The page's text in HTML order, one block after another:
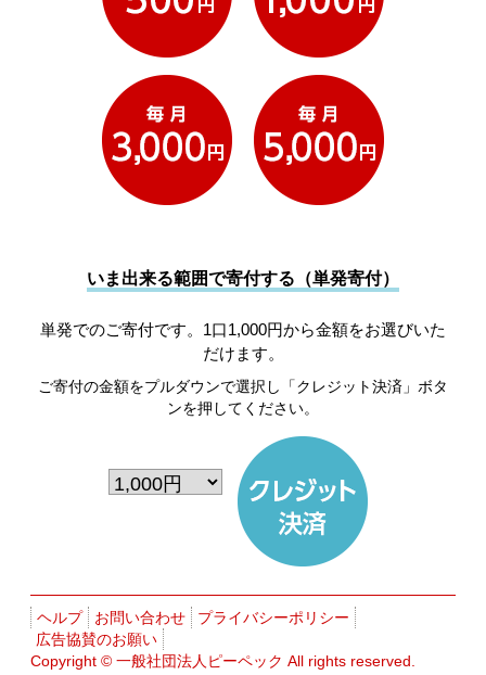
いま出来る範囲で寄付する（単発寄付）
単発でのご寄付です。1口1,000円から金額をお選びいた
だけます。
ご寄付の金額をプルダウンで選択し「クレジット決済」ボタ
ンを押してください。
ヘルプ お問い合わせ
プライバシーポリシー
広告協賛のお願い
Copyright ©一般社団法人ピーペック All rights reserved.